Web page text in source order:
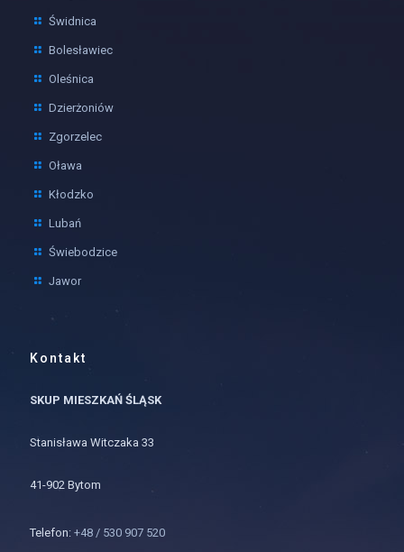
Świdnica
Bolesławiec
Oleśnica
Dzierżoniów
Zgorzelec
Oława
Kłodzko
Lubań
Świebodzice
Jawor
Kontakt
SKUP MIESZKAŃ ŚLĄSK
Stanisława Witczaka 33
41-902 Bytom
Telefon: +48 / 530 907 520